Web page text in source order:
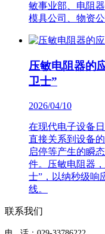
敏事业部、电阻
模具公司、物资
压敏电阻器的
卫士”
2026/04/10
在现代电子设备
直接关系到设备
启停等产生的瞬
件。压敏电阻器
士”，以纳秒级响
线。
联系我们